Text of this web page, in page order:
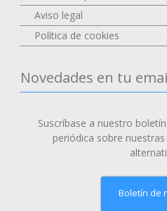
Aviso legal
Política de cookies
Novedades en tu
Suscríbase a nuestro
periódica sobre
Boletín de